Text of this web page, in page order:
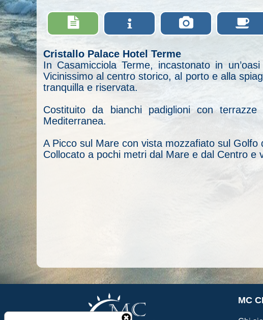
 i  
Cristallo Palace Hotel Terme
In Casamicciola Terme, incastonato in
Vicinissimo al centro storico, al porto e alla
tranquilla e riservata.
Costituito da bianchi padiglioni con
Mediterranea.
A Picco sul Mare con vista mozzafiato sul Golfo
Collocato a pochi metri dal Mare e dal Centro e
MC